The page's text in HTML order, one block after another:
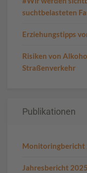
suchtbelasteten
Erziehungstipps
Risiken von
Straßenverkehr
Publikationen
Monitoringbericht
Jahresbericht 2025